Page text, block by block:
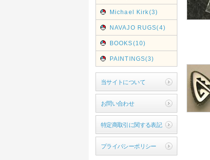
Michael Kirk(3)
NAVAJO RUGS(4)
BOOKS(10)
PAINTINGS(3)
当サイトについて
お問い合わせ
特定商取引に関する表記
プライバシーポリシー